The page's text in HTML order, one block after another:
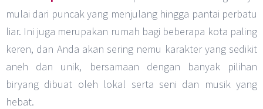
mulai dari puncak yang menjulang hingga pantai perbatu
liar. Ini juga merupakan rumah bagi beberapa kota paling
keren, dan Anda akan sering nemu karakter yang sedikit
aneh dan unik, bersamaan dengan banyak pilihan
biryang dibuat oleh lokal serta seni dan musik yang
hebat.